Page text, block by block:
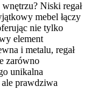
Niski regał
mebel łączy
nie tylko
element
i metalu, regał
zarówno
unikalna
prawdziwa